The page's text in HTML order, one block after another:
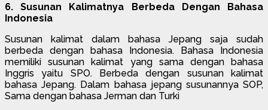
6. Susunan Kalimatnya Berbeda Dengan Bahasa
Indonesia
Susunan kalimat dalam bahasa Jepang saja sudah
berbeda dengan bahasa Indonesia. Bahasa Indonesia
memiliki susunan kalimat yang sama dengan bahasa
Inggris yaitu SPO. Berbeda dengan susunan kalimat
bahasa Jepang. Dalam bahasa jepang susunannya SOP,
Sama dengan bahasa Jerman dan Turki